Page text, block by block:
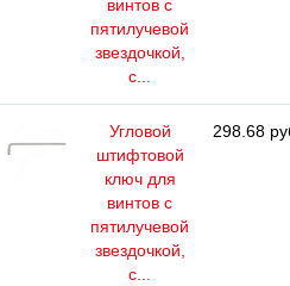
винтов с
пятилучевой
звездочкой,
с...
Угловой
штифтовой
ключ для
винтов с
пятилучевой
звездочкой,
с...
298.68